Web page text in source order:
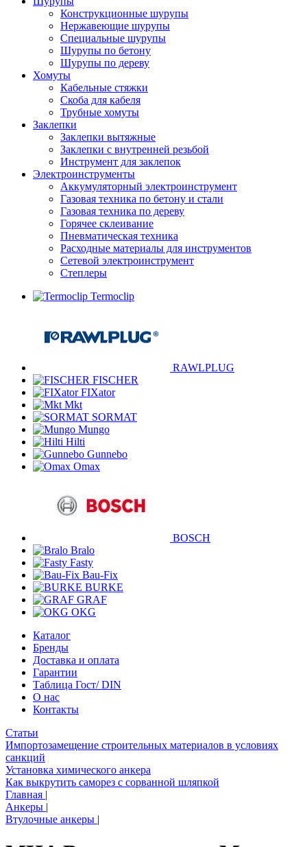
Конструкционные шурупы
Нержавеющие шурупы
Специальные шурупы
Шурупы по бетону
Шурупы по дереву
Хомуты
Кабельные стяжки
Скоба для кабеля
Трубные хомуты
Заклепки
Заклепки вытяжные
Заклепки с внутренней резьбой
Инструмент для заклепок
Электроинструменты
Аккумуляторный электроинструмент
Газовая техника по бетону и стали
Газовая техника по дереву
Горячее склеивание
Пневматическая техника
Расходные материалы для инструментов
Сетевой электроинструмент
Степлеры
Termoclip
RAWLPLUG
FISCHER
FIXator
Mkt
SORMAT
Mungo
Hilti
Gunnebo
Omax
BOSCH
Bralo
Fasty
Bau-Fix
BURKE
GRAF
OKG
Каталог
Бренды
Доставка и оплата
Гарантии
Таблица Гост/ DIN
О нас
Контакты
Статьи
Импортозамещение строительных материалов в условиях
санкций
Установка химического анкера
Как выкрутить саморез с сорванной шляпкой
Главная |
Анкеры |
Втулочные анкеры |